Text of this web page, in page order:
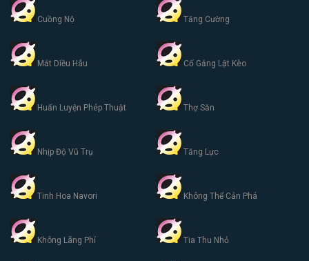
Cuồng Nộ Tăng Cường
Mắt Diều Hâu Cố Gắng Lật Kèo
Huấn Luyện Phép Thuật Thợ Săn
Nhịp Độ Vũ Trụ Tăng Lực
Tinh Hoa Navori Không Thể Cản Phá
Không Lãng Phí Tia Thu Nhỏ